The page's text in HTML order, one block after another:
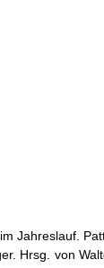
Jahreslauf.
Hrsg. von